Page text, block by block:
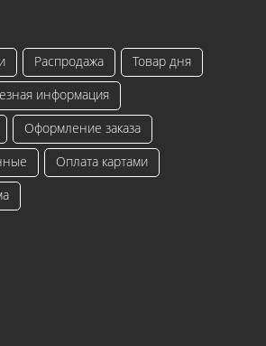
Распродажа
Товар дня
информация
Оформление заказа
Оплата картами